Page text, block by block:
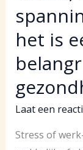
het is
Laat een
Stress of